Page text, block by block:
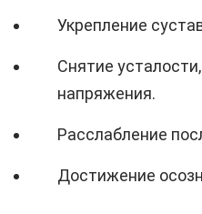
Укрепление
Снятие
напряжения.
Расслабление
Достижение